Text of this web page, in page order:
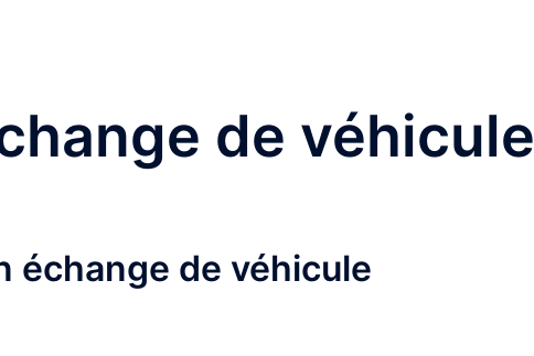
de véhicule
échange de véhicule